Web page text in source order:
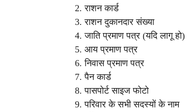
राशन कार्ड
राशन दुकानदार संख्या
जाति प्रमाण पत्र (यदि लागू हो)
आय प्रमाण पत्र
निवास प्रमाण पत्र
पैन कार्ड
पासपोर्ट साइज फोटो
परिवार के सभी सदस्यों के नाम